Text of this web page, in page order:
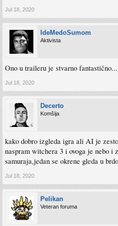
Jul 18, 2020
IdeMedoSumom
Aktivista
Ono u traileru je stvarno fantastično...
Jul 18, 2020
Decerto
Komšija
kako dobro izgleda igra ali AI je
naspram witchera 3 i ovoga je nebo i
samuraja,jedan se okrene gleda u
Jul 18, 2020
Pelikan
Veteran foruma